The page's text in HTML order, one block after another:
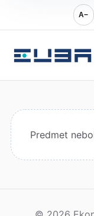
A−
Predmet